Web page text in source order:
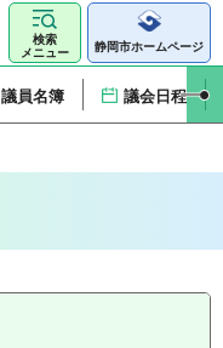
検索
メニュー
静岡市ホームページ
議員名簿 議会日程